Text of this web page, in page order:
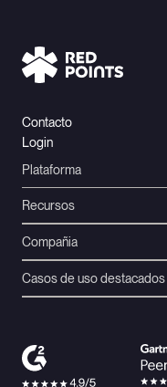
Contacto
Login
Plataforma
Recursos
Compañia
Casos de uso destacados